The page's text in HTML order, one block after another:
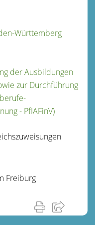
Württemberg
der Ausbildungen
zur Durchführung
- PfIAFinV)
Freiburg